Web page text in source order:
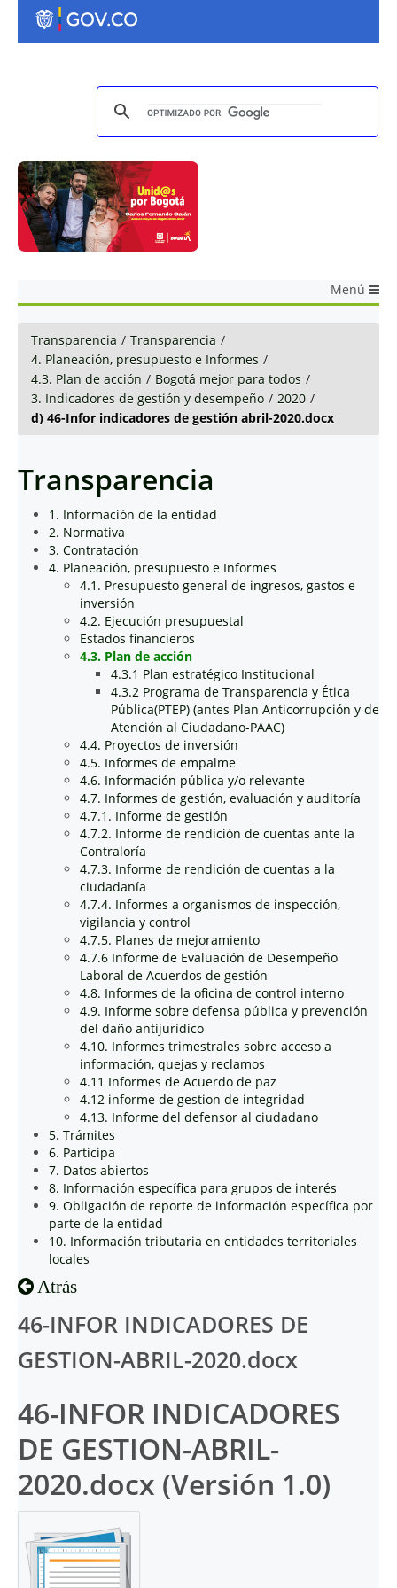
Menú
Transparencia / Transparencia /
4. Planeación, presupuesto e Informes /
4.3. Plan de acción / Bogotá mejor para todos /
3. Indicadores de gestión y desempeño / 2020 /
d) 46-Infor indicadores de gestión abril-2020.docx
Transparencia
1. Información de la entidad
2. Normativa
3. Contratación
4. Planeación, presupuesto e Informes
4.1. Presupuesto general de ingresos, gastos e
inversión
4.2. Ejecución presupuestal
Estados financieros
4.3. Plan de acción
4.3.1 Plan estratégico Institucional
4.3.2 Programa de Transparencia y Ética
Pública(PTEP) (antes Plan Anticorrupción y de
Atención al Ciudadano-PAAC)
4.4. Proyectos de inversión
4.5. Informes de empalme
4.6. Información pública y/o relevante
4.7. Informes de gestión, evaluación y auditoría
4.7.1. Informe de gestión
4.7.2. Informe de rendición de cuentas ante la
Contraloría
4.7.3. Informe de rendición de cuentas a la
ciudadanía
4.7.4. Informes a organismos de inspección,
vigilancia y control
4.7.5. Planes de mejoramiento
4.7.6 Informe de Evaluación de Desempeño
Laboral de Acuerdos de gestión
4.8. Informes de la oficina de control interno
4.9. Informe sobre defensa pública y prevención
del daño antijurídico
4.10. Informes trimestrales sobre acceso a
información, quejas y reclamos
4.11 Informes de Acuerdo de paz
4.12 informe de gestion de integridad
4.13. Informe del defensor al ciudadano
5. Trámites
6. Participa
7. Datos abiertos
8. Información específica para grupos de interés
9. Obligación de reporte de información específica por
parte de la entidad
10. Información tributaria en entidades territoriales
locales
Atrás
46-INFOR INDICADORES DE
GESTION-ABRIL-2020.docx
46-INFOR INDICADORES
DE GESTION-ABRIL-
2020.docx (Versión 1.0)